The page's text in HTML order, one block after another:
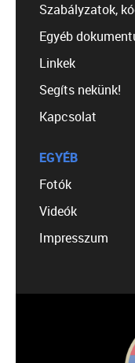
Szabályzatok,
Egyéb
Linkek
Segíts nekünk!
Kapcsolat
EGYÉB
Fotók
Videók
Impresszum